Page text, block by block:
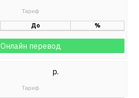
До %
Онлайн перевод
р.